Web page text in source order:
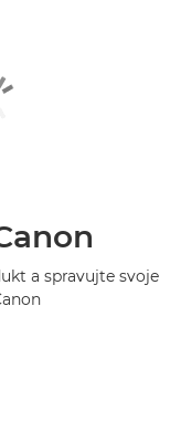
a spravujte svoje